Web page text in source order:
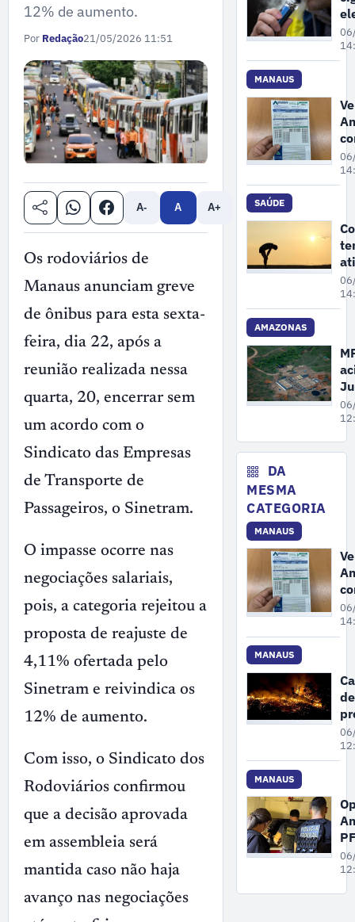
12% de aumento.
Por Redação21/05/2026 11:51
A- A A+
Os rodoviários de
Manaus anunciam greve
de ônibus para esta sexta-
feira, dia 22, após a
reunião realizada nessa
quarta, 20, encerrar sem
um acordo com o
Sindicato das Empresas
de Transporte de
Passageiros, o Sinetram.
O impasse ocorre nas
negociações salariais,
pois, a categoria rejeitou a
proposta de reajuste de
4,11% ofertada pelo
Sinetram e reivindica os
12% de aumento.
Com isso, o Sindicato dos
Rodoviários confirmou
que a decisão aprovada
em assembleia será
mantida caso não haja
avanço nas negociações
MANAUS
SAÚDE
AMAZONAS
ar
DA
MESMA
CATEGORIA
MANAUS
MANAUS
de
a
é
MANAUS
PF